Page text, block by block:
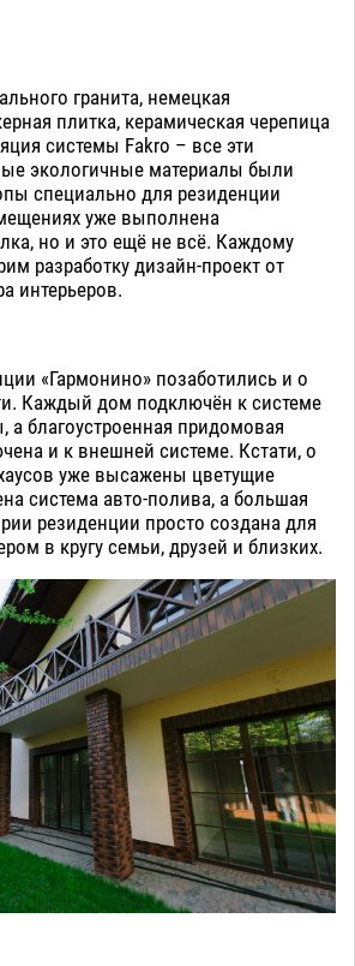
гранита, немецкая
плитка, керамическая черепица
системы Fakro – все эти
экологичные материалы были
специально для резиденции
уже выполнена
но и это ещё не всё. Каждому
разработку дизайн-проект от
интерьеров.
«Гармонино» позаботились и о
Каждый дом подключён к системе
а благоустроенная придомовая
и к внешней системе. Кстати, о
уже высажены цветущие
система авто-полива, а большая
резиденции просто создана для
в кругу семьи, друзей и близких.